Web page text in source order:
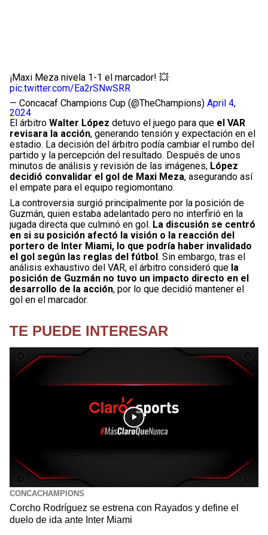
¡Maxi Meza nivela 1-1 el marcador! 💥
pic.twitter.com/Ea2rSNwSRR
— Concacaf Champions Cup (@TheChampions) April 4,
2024
El árbitro Walter López detuvo el juego para que el VAR
revisara la acción, generando tensión y expectación en el
estadio. La decisión del árbitro podía cambiar el rumbo del
partido y la percepción del resultado. Después de unos
minutos de análisis y revisión de las imágenes, López
decidió convalidar el gol de Maxi Meza, asegurando así
el empate para el equipo regiomontano.
La controversia surgió principalmente por la posición de
Guzmán, quien estaba adelantado pero no interfirió en la
jugada directa que culminó en gol. La discusión se centró
en si su posición afectó la visión o la reacción del
portero de Inter Miami, lo que podría haber invalidado
el gol según las reglas del fútbol. Sin embargo, tras el
análisis exhaustivo del VAR, el árbitro consideró que la
posición de Guzmán no tuvo un impacto directo en el
desarrollo de la acción, por lo que decidió mantener el
gol en el marcador.
TE PUEDE INTERESAR
CONCACHAMPIONS
Corcho Rodríguez se estrena con Rayados y define el
duelo de ida ante Inter Miami